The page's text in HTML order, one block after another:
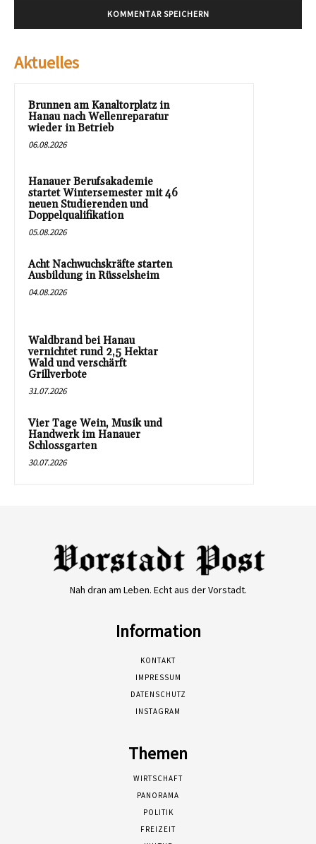
Aktuelles
Brunnen am Kanaltorplatz in
Hanau nach Wellenreparatur
wieder in Betrieb
06.08.2026
Hanauer Berufsakademie
startet Wintersemester mit 46
neuen Studierenden und
Doppelqualifikation
05.08.2026
Acht Nachwuchskräfte starten
Ausbildung in Rüsselsheim
04.08.2026
Waldbrand bei Hanau
vernichtet rund 2,5 Hektar
Wald und verschärft
Grillverbote
31.07.2026
Vier Tage Wein, Musik und
Handwerk im Hanauer
Schlossgarten
30.07.2026
Nah dran am Leben. Echt aus der Vorstadt.
Information
KONTAKT
IMPRESSUM
DATENSCHUTZ
INSTAGRAM
Themen
WIRTSCHAFT
PANORAMA
POLITIK
FREIZEIT